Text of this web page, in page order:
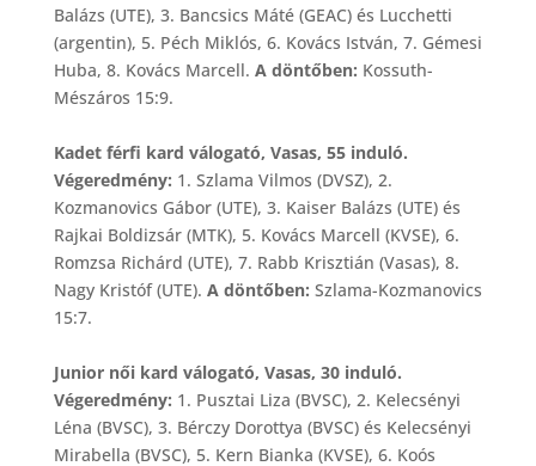
Balázs (UTE), 3. Bancsics Máté (GEAC) és Lucchetti
(argentin), 5. Péch Miklós, 6. Kovács István, 7. Gémesi
Huba, 8. Kovács Marcell. A döntőben: Kossuth-
Mészáros 15:9.
Kadet férfi kard válogató, Vasas, 55 induló.
Végeredmény: 1. Szlama Vilmos (DVSZ), 2.
Kozmanovics Gábor (UTE), 3. Kaiser Balázs (UTE) és
Rajkai Boldizsár (MTK), 5. Kovács Marcell (KVSE), 6.
Romzsa Richárd (UTE), 7. Rabb Krisztián (Vasas), 8.
Nagy Kristóf (UTE). A döntőben: Szlama-Kozmanovics
15:7.
Junior női kard válogató, Vasas, 30 induló.
Végeredmény: 1. Pusztai Liza (BVSC), 2. Kelecsényi
Léna (BVSC), 3. Bérczy Dorottya (BVSC) és Kelecsényi
Mirabella (BVSC), 5. Kern Bianka (KVSE), 6. Koós